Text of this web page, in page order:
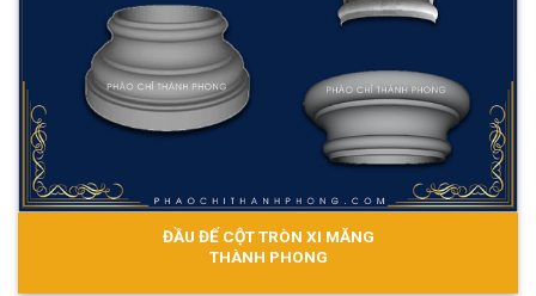
ĐẦU ĐẾ CỘT TRÒN XI MĂNG
THÀNH PHONG